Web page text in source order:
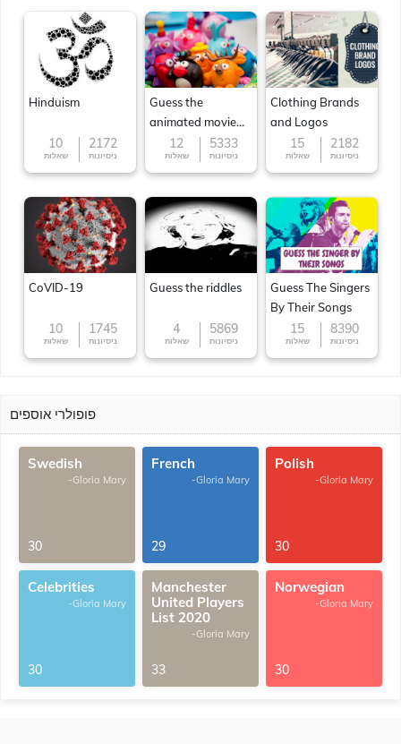
Hinduism
10
שאלות
2172
ניסיונות
Guess the
animated movie
character
12
שאלות
5333
ניסיונות
Clothing Brands
and Logos
15
שאלות
2182
ניסיונות
CoVID-19
10
שאלות
1745
ניסיונות
Guess the riddles
4
שאלות
5869
ניסיונות
Guess The Singers
By Their Songs
15
שאלות
8390
ניסיונות
פופולרי אוספים
Swedish
-Gloria Mary
30
French
-Gloria Mary
29
Polish
-Gloria Mary
30
Celebrities
-Gloria Mary
30
Manchester
United Players
List 2020
-Gloria Mary
33
Norwegian
-Gloria Mary
30